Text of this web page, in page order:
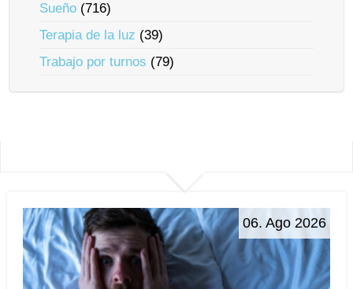
Sueño (716)
Terapia de la luz (39)
Trabajo por turnos (79)
06. Ago 2026